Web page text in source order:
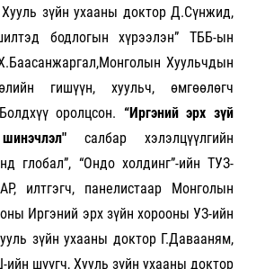
зүйн ухааны доктор Д.Сүнжид,
бодлогын хүрээлэн” ТББ-ын
Хуульчдын
гишүүн, хуульч, өмгөөлөгч
оролцсон. “Иргэний эрх зүй
салбар хэлэлцүүлгийн
глобал”, “Ондо холдинг”-ийн ТУЗ-
илтгэгч, панелистаар Монголын
Иргэний эрх зүйн хорооны УЗ-ийн
зүйн ухааны доктор Г.Давааням,
шүүгч, Хууль зүйн ухааны доктор